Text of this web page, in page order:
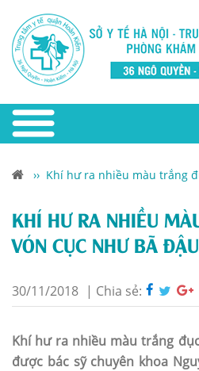
›› Khí hư ra nhiều màu trắng
KHÍ HƯ RA NHIỀU
VÓN CỤC NHƯ BÃ ĐẬU
30/11/2018 | Chia sẻ:
Khí hư ra nhiều màu trắng
được bác sỹ chuyên khoa